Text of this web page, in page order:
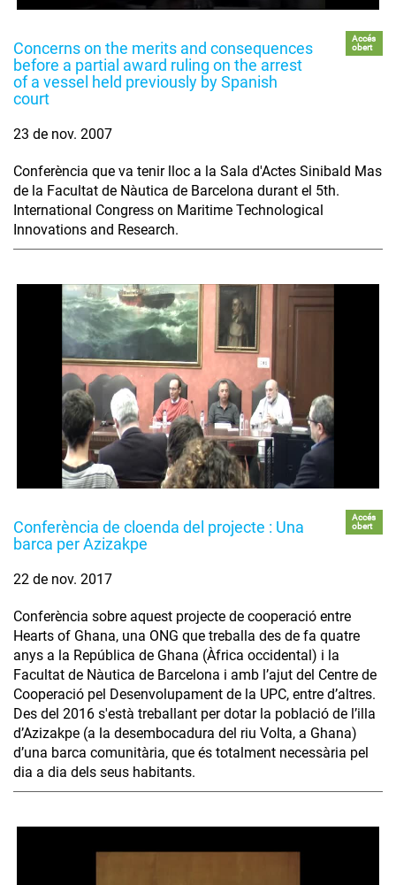
Concerns on the merits and consequences
before a partial award ruling on the arrest
of a vessel held previously by Spanish
court
Accés
obert
23 de nov. 2007
Conferència que va tenir lloc a la Sala d'Actes Sinibald Mas
de la Facultat de Nàutica de Barcelona durant el 5th.
International Congress on Maritime Technological
Innovations and Research.
Conferència de cloenda del projecte : Una
barca per Azizakpe
Accés
obert
22 de nov. 2017
Conferència sobre aquest projecte de cooperació entre
Hearts of Ghana, una ONG que treballa des de fa quatre
anys a la República de Ghana (Àfrica occidental) i la
Facultat de Nàutica de Barcelona i amb l’ajut del Centre de
Cooperació pel Desenvolupament de la UPC, entre d’altres.
Des del 2016 s'està treballant per dotar la població de l’illa
d’Azizakpe (a la desembocadura del riu Volta, a Ghana)
d’una barca comunitària, que és totalment necessària pel
dia a dia dels seus habitants.